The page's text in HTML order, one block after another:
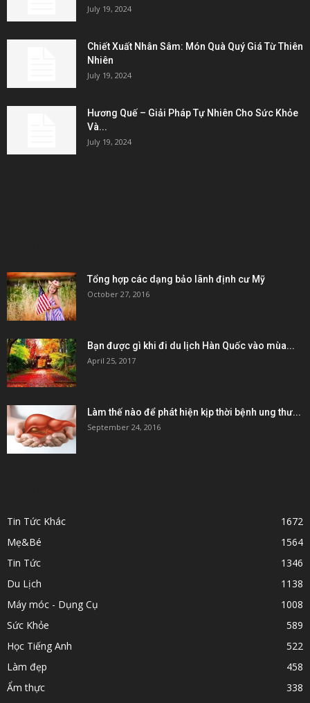
July 19, 2024
Chiết Xuất Nhân Sâm: Món Quà Quý Giá Từ Thiên
Nhiên
July 19, 2024
Hương Quế – Giải Pháp Tự Nhiên Cho Sức Khỏe
Và...
July 19, 2024
Tổng hợp các dạng bảo lãnh định cư Mỹ
October 27, 2016
Bạn được gì khi đi du lịch Hàn Quốc vào mùa...
April 25, 2017
Làm thế nào để phát hiện kịp thời bệnh ung thư...
September 24, 2016
Tin Tức Khác
1672
Mẹ&Bé
1564
Tin Tức
1346
Du Lịch
1138
Máy móc - Dụng Cụ
1008
Sức Khỏe
589
Học Tiếng Anh
522
Làm đẹp
458
Ẩm thực
338